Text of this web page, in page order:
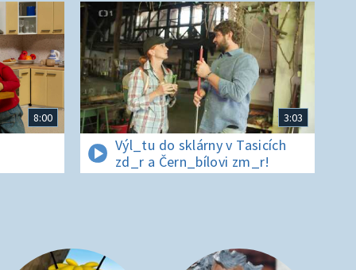
8:00 3:03
Výl_tu do sklárny v Tasicích
zd_r a Čern_bílovi zm_r!